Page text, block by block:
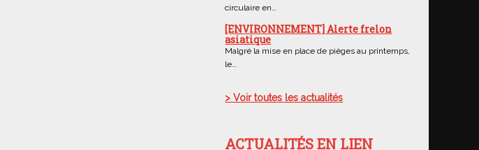
circulaire en…
[ENVIRONNEMENT] Alerte frelon
asiatique
Malgré la mise en place de pièges au printemps,
le…
> Voir toutes les actualités
ACTUALITÉS EN LIEN